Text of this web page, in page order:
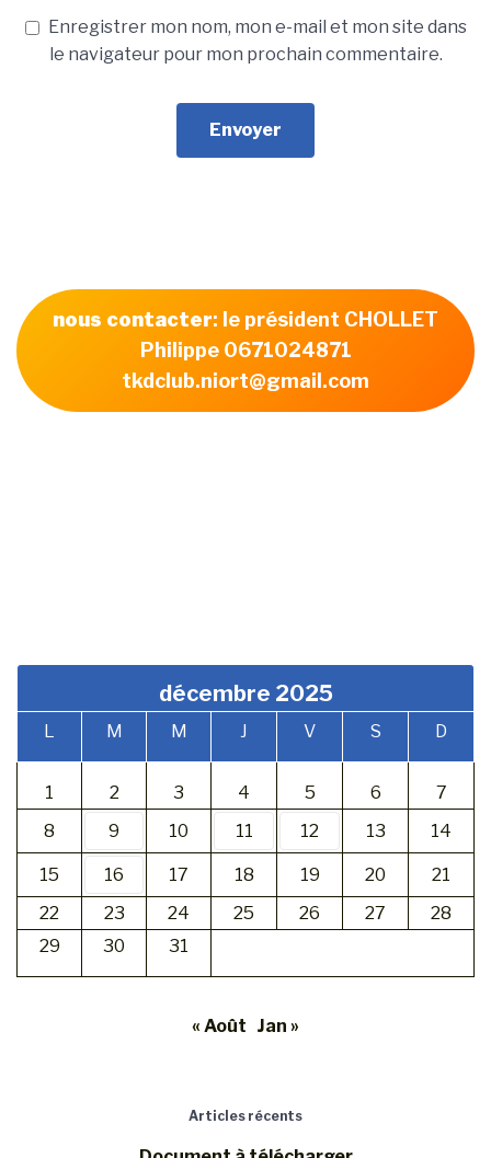
Enregistrer mon nom, mon e-mail et mon site dans
le navigateur pour mon prochain commentaire.
nous contacter: le président CHOLLET
Philippe 0671024871
tkdclub.niort@gmail.com
décembre 2025
L M M J V S D
1 2 3 4 5 6
7
8
9 10 11 12 13 14
15 16 17 18 19 20
21
22
23 24 25 26 27
28
29
30 31
« Août Jan »
Articles récents